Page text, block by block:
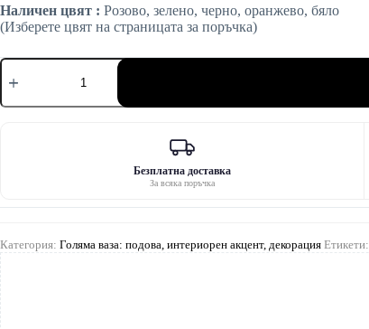
Наличен цвят : Розово, зелено, черно, оранжево, бяло
(Изберете цвят на страницата за поръчка)
количество
за
луксозна
Безплатна доставка
За всяка поръчка
Категория: Голяма ваза: подова, интериорен акцент, декорация Етикети: